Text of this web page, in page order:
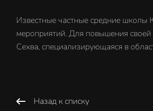
Известные частные средние школы
мероприятий. Для повышения
Сехва, специализирующаяся в
Назад к списку